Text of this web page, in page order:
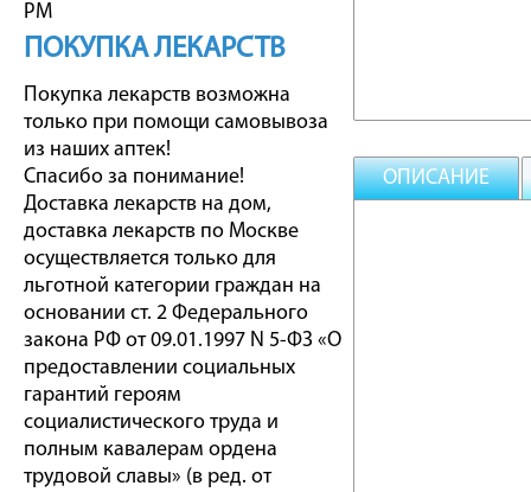
PM
ПОКУПКА ЛЕКАРСТВ
Покупка лекарств возможна
только при помощи самовывоза
из наших аптек!
Спасибо за понимание!
Доставка лекарств на дом,
доставка лекарств по Москве
осуществляется только для
льготной категории граждан на
основании ст. 2 Федерального
закона РФ от 09.01.1997 N 5-ФЗ «О
предоставлении социальных
гарантий героям
социалистического труда и
полным кавалерам ордена
трудовой славы» (в ред. от
ОПИСАНИЕ